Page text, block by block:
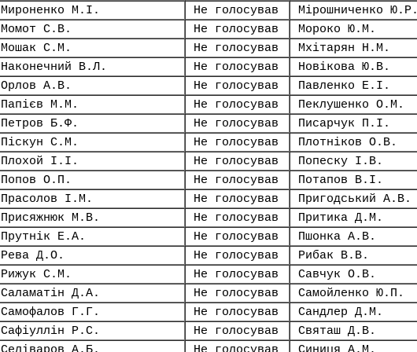
Мироненко М.І. Не голосував Мірошниченко Ю.Р.
Момот С.В.
Не голосував Мороко Ю.М.
Мошак С.М.
Не голосував Мхітарян Н.М.
Наконечний В.Л.
Не голосував Новікова Ю.В.
Орлов А.В.
Не голосував Павленко Е.І.
Папієв М.М.
Не голосував Пеклушенко О.М.
Петров Б.Ф.
Не голосував Писарчук П.І.
Піскун С.М.
Не голосував Плотніков О.В.
Плохой І.І.
Не голосував Попеску І.В.
Попов О.П.
Не голосував Потапов В.І.
Прасолов І.М.
Не голосував Пригодський А.В.
Присяжнюк М.В.
Не голосував Притика Д.М.
Прутнік Е.А.
Не голосував Пшонка А.В.
Рева Д.О.
Не голосував Рибак В.В.
Рижук С.М.
Не голосував Савчук О.В.
Саламатін Д.А.
Не голосував Самойленко Ю.П.
Самофалов Г.Г.
Не голосував Сандлер Д.М.
Сафіуллін Р.С.
Не голосував Святаш Д.В.